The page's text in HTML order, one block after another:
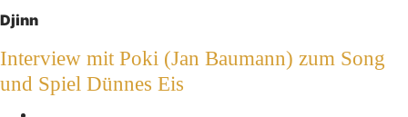
Djinn
Interview mit Poki (Jan Baumann) zum Song
und Spiel Dünnes Eis